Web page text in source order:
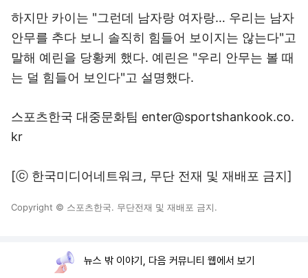
하지만 카이는 "그런데 남자랑 여자랑… 우리는 남자
안무를 추다 보니 솔직히 힘들어 보이지는 않는다"고
말해 예린을 당황케 했다. 예린은 "우리 안무는 볼 때
는 덜 힘들어 보인다"고 설명했다.
스포츠한국 대중문화팀 enter@sportshankook.co.
kr
[ⓒ 한국미디어네트워크, 무단 전재 및 재배포 금지]
Copyright © 스포츠한국. 무단전재 및 재배포 금지.
뉴스 밖 이야기, 다음 커뮤니티 웹에서 보기